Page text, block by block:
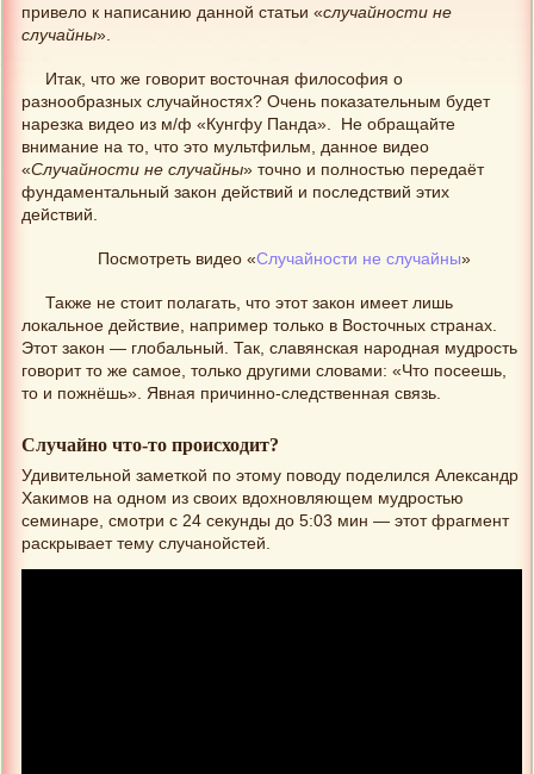
привело к написанию данной статьи «случайности не
случайны».
Итак, что же говорит восточная философия о
разнообразных случайностях? Очень показательным будет
нарезка видео из м/ф «Кунгфу Панда». Не обращайте
внимание на то, что это мультфильм, данное видео
«Случайности не случайны» точно и полностью передаёт
фундаментальный закон действий и последствий этих
действий.
Посмотреть видео «Случайности не случайны»
Также не стоит полагать, что этот закон имеет лишь
локальное действие, например только в Восточных странах.
Этот закон — глобальный. Так, славянская народная мудрость
говорит то же самое, только другими словами: «Что посеешь,
то и пожнёшь». Явная причинно-следственная связь.
Случайно что-то происходит?
Удивительной заметкой по этому поводу поделился Александр
Хакимов на одном из своих вдохновляющем мудростью
семинаре, смотри с 24 секунды до 5:03 мин — этот фрагмент
раскрывает тему случанойстей.